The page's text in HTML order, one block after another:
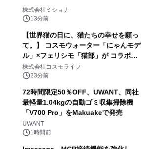
株式会社ミショナ
13分前
【世界猫の日に、猫たちの幸せを願っ
て。】 コスモウォーター「にゃんモデ
ル」×フェリシモ「猫部」が コラボキ
ャンペーンを実施
株式会社コスモライフ
23分前
72時間限定50％OFF、UWANT、同社
最軽量1.04kgの自動ゴミ収集掃除機
「V700 Pro」をMakuakeで発売
UWANT
1時間前